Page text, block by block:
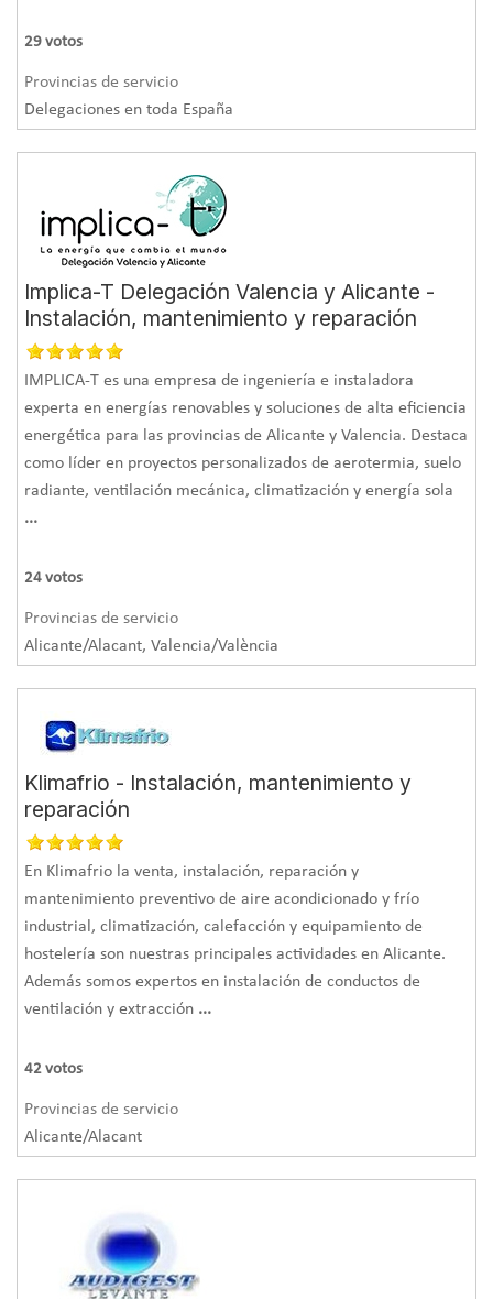
29 votos
Provincias de servicio
Delegaciones en toda España
Implica-T Delegación Valencia y Alicante -
Instalación, mantenimiento y reparación
IMPLICA-T es una empresa de ingeniería e instaladora
experta en energías renovables y soluciones de alta eficiencia
energética para las provincias de Alicante y Valencia. Destaca
como líder en proyectos personalizados de aerotermia, suelo
radiante, ventilación mecánica, climatización y energía sola
...
24 votos
Provincias de servicio
Alicante/Alacant, Valencia/València
Klimafrio - Instalación, mantenimiento y
reparación
En Klimafrio la venta, instalación, reparación y
mantenimiento preventivo de aire acondicionado y frío
industrial, climatización, calefacción y equipamiento de
hostelería son nuestras principales actividades en Alicante.
Además somos expertos en instalación de conductos de
ventilación y extracción ...
42 votos
Provincias de servicio
Alicante/Alacant